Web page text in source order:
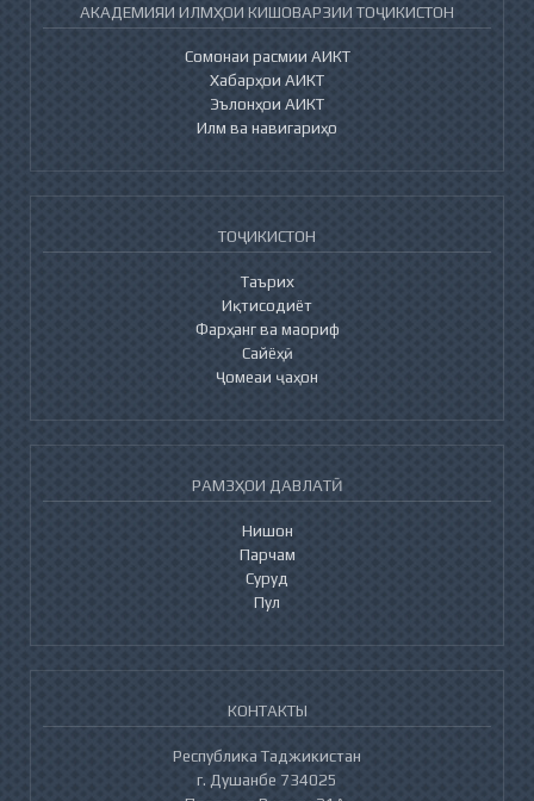
АКАДЕМИЯИ ИЛМҲОИ КИШОВАРЗИИ ТОҶИКИСТОН
Сомонаи расмии АИКТ
Хабарҳои АИКТ
Эълонҳои АИКТ
Илм ва навигариҳо
ТОҶИКИСТОН
Таърих
Иқтисодиёт
Фарҳанг ва маориф
Сайёҳӣ
Ҷомеаи ҷаҳон
РАМЗҲОИ ДАВЛАТӢ
Нишон
Парчам
Суруд
Пул
КОНТАКТЫ
Республика Таджикистан
г. Душанбе 734025